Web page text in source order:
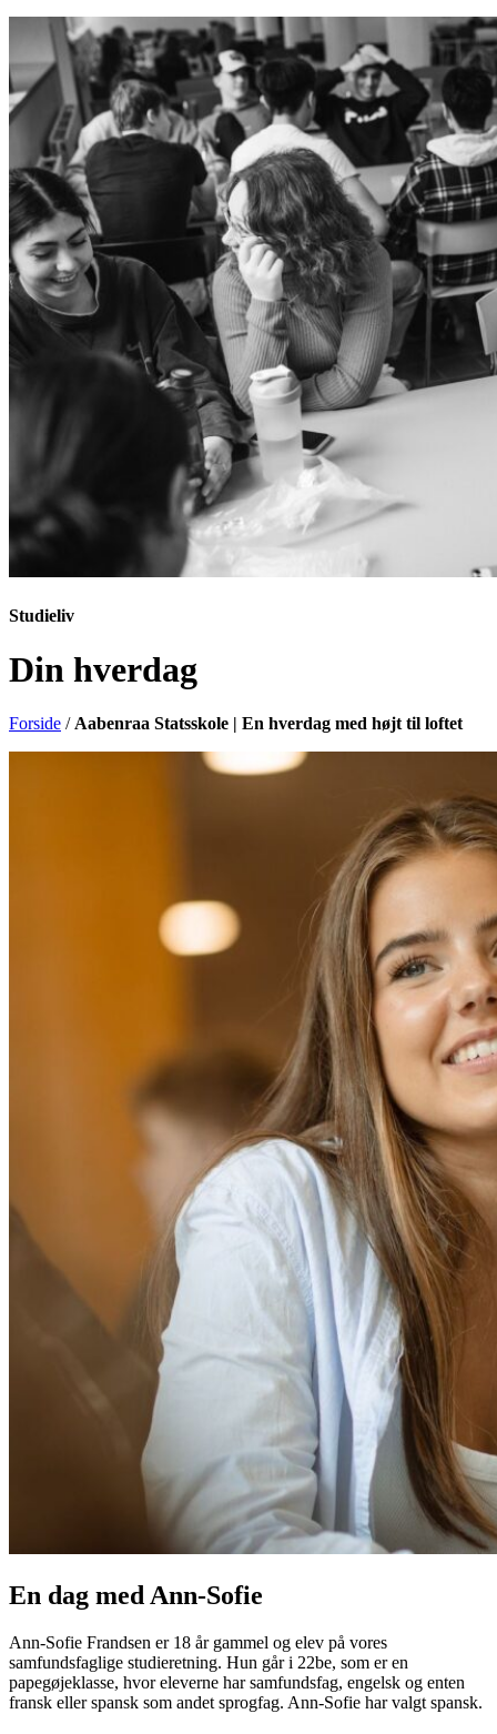
Studieliv
Din hverdag
Forside / Aabenraa Statsskole | En hverdag med højt til loftet
En dag med Ann-Sofie
Ann-Sofie Frandsen er 18 år gammel og elev på vores
samfundsfaglige studieretning. Hun går i 22be, som er en
papegøjeklasse, hvor eleverne har samfundsfag, engelsk og enten
fransk eller spansk som andet sprogfag. Ann-Sofie har valgt spansk.